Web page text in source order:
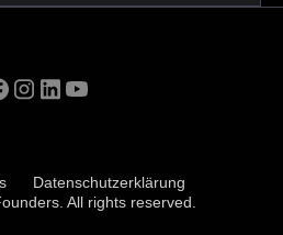
Datenschutzerklärung
All rights reserved.